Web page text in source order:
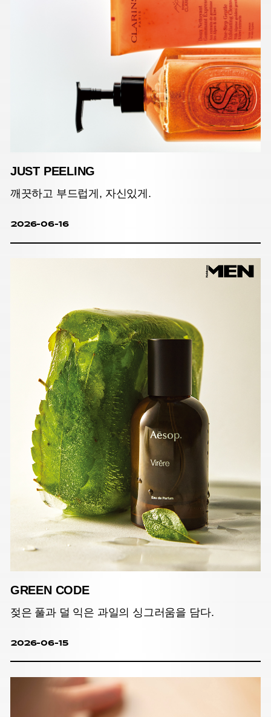
JUST PEELING
깨끗하고 부드럽게, 자신있게.
2026-06-16
GREEN CODE
젖은 풀과 덜 익은 과일의 싱그러움을 담다.
2026-06-15